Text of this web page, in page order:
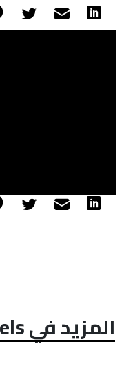
المزيد في Reels